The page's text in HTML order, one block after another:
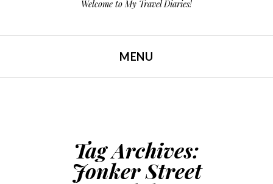
Welcome to My Travel Diaries!
MENU
Tag Archives:
Jonker Street